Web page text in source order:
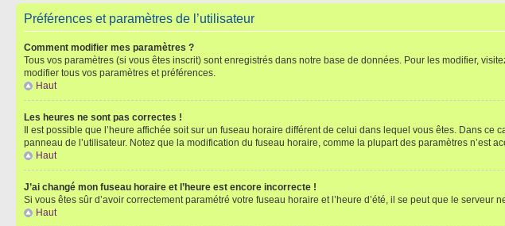
Préférences et paramètres de l’utilisateur
Comment modifier mes paramètres ?
Tous vos paramètres (si vous êtes inscrit) sont enregistrés dans notre base de données. Pour les modifier,
modifier tous vos paramètres et préférences.
Haut
Les heures ne sont pas correctes !
Il est possible que l’heure affichée soit sur un fuseau horaire différent de celui dans lequel vous êtes. Dans
panneau de l’utilisateur. Notez que la modification du fuseau horaire, comme la plupart des paramètres n’est
Haut
J’ai changé mon fuseau horaire et l’heure est encore incorrecte !
Si vous êtes sûr d’avoir correctement paramétré votre fuseau horaire et l’heure d’été, il se peut que le serveur
Haut